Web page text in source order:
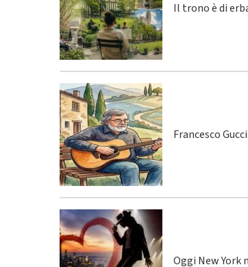
Il trono è di
Francesco
Oggi New York